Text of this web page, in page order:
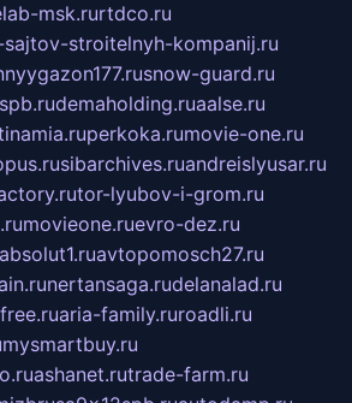
msk.rurtdco.ru
stroitelnyh-kompanij.ru
snow-guard.ru
demaholding.ruaalse.ru
perkoka.rumovie-one.ru
sibarchives.ruandreislyusar.ru
tor-lyubov-i-grom.ru
movieone.ruevro-dez.ru
avtopomosch27.ru
nertansaga.rudelanalad.ru
aria-family.ruroadli.ru
mysmartbuy.ru
ashanet.rutrade-farm.ru